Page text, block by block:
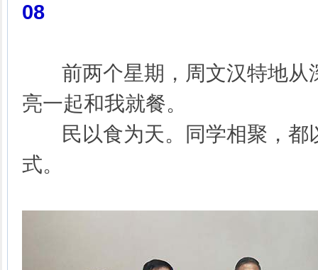
08
前两个星期，周文汉特地从
亮一起和我就餐。
民以食为天。同学相聚，都
式。